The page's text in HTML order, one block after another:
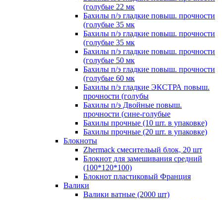
(голубые 22 мк
Бахилы п/э гладкие повыш. прочности
(голубые 35 мк
Бахилы п/э гладкие повыш. прочности
(голубые 35 мк
Бахилы п/э гладкие повыш. прочности
(голубые 50 мк
Бахилы п/э гладкие повыш. прочности
(голубые 60 мк
Бахилы п/э гладкие ЭКСТРА повыш.
прочности (голубы
Бахилы п/э Двойные повыш.
прочности (сине-голубые
Бахилы прочные (10 шт. в упаковке)
Бахилы прочные (20 шт. в упаковке)
Блокноты
Zhermack смесительый блок, 20 шт
Блокнот для замешивания средний
(100*120*100)
Блокнот пластиковый Франция
Валики
Валики ватные (2000 шт)